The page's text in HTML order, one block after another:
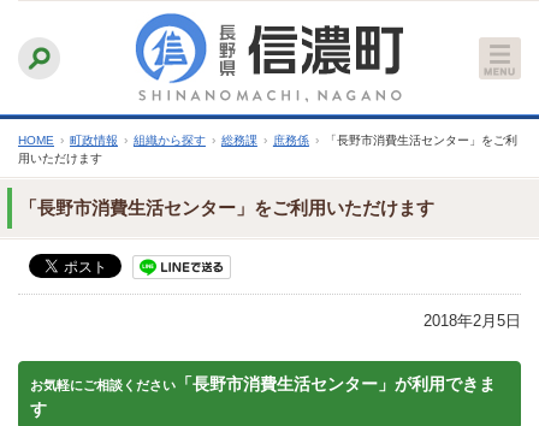
文
へ
ふりがなをつける
文字サイズ
縮小 標準 拡大
HOME › 町政情報 › 組織から探す › 総務課 › 庶務係 ›
「長野市消費生活センター」をご利
用いただけます
「長野市消費生活センター」をご利用いただけます
2018年2月5日
お気軽にご相談ください
「長野市消費生活センター」が利用できま
す